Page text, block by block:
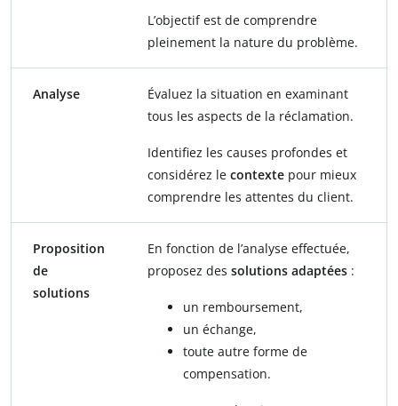
L’objectif est de comprendre
pleinement la nature du problème.
Analyse
Évaluez la situation en examinant
tous les aspects de la réclamation.
Identifiez les causes profondes et
considérez le contexte pour mieux
comprendre les attentes du client.
Proposition
de
solutions
En fonction de l’analyse effectuée,
proposez des solutions adaptées :
un remboursement,
un échange,
toute autre forme de
compensation.